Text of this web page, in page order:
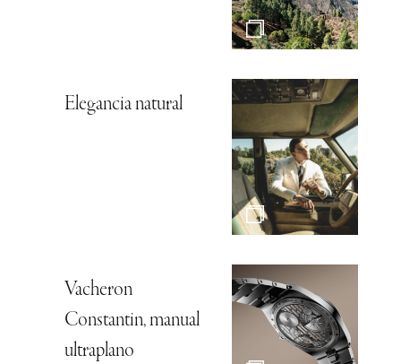
Elegancia natural
Vacheron
Constantin, manual
ultraplano